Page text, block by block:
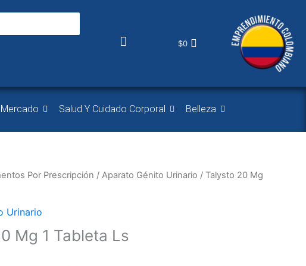
$0
Mercado Salud Y Cuidado Corporal Belleza
Por Prescripción / Aparato Génito Urinario / Talysto 20 Mg
Urinario
Mg 1 Tableta Ls